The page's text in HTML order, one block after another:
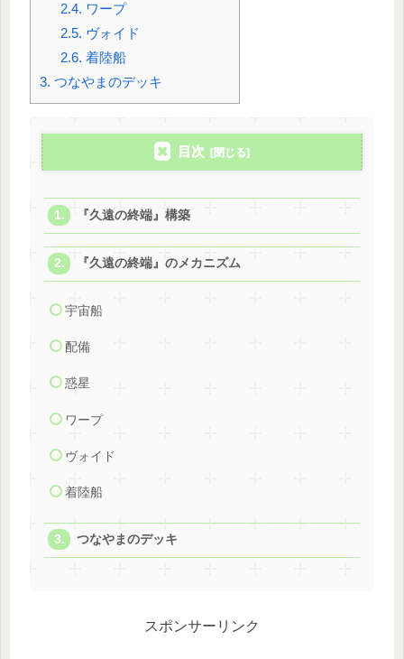
2.4. ワープ
2.5. ヴォイド
2.6. 着陸船
3. つなやまのデッキ
目次
『久遠の終端』構築
『久遠の終端』のメカニズム
宇宙船
配備
惑星
ワープ
ヴォイド
着陸船
つなやまのデッキ
スポンサーリンク